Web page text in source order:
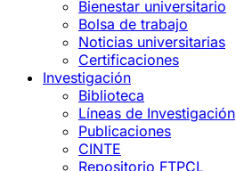
Bienestar universitario
Bolsa de trabajo
Noticias universitarias
Certificaciones
Investigación
Biblioteca
Líneas de Investigación
Publicaciones
CINTE
Repositorio FTPCL